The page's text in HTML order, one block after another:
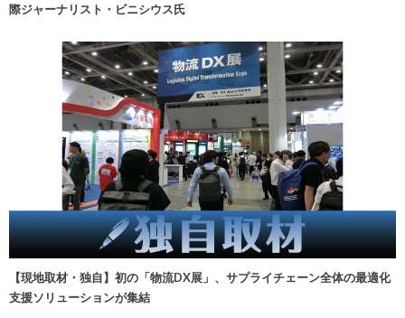
際ジャーナリスト・ビニシウス氏
【現地取材・独自】初の「物流DX展」、サプライチェーン全体の最適化
支援ソリューションが集結